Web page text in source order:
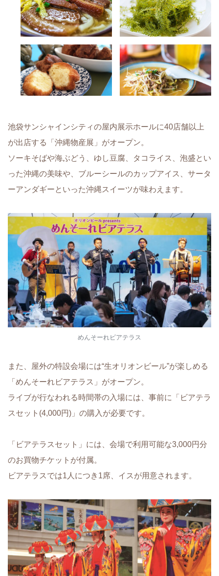
池袋サンシャインシティの屋内展示ホールに40店舗以上
が出店する「沖縄物産展」がオープン。
ソーキそばや海ぶどう、ゆし豆腐、タコライス、泡盛とい
った沖縄の美味や、ブルーシールのカップアイス、サータ
ーアンダギーといった沖縄スイーツが味わえます。
めんそーれビアテラス
また、屋外の特設会場には“生オリオンビール”が楽しめる
「めんそーれビアテラス」がオープン。
ライブが行なわれる時間帯の入場には、事前に「ビアテラ
スセット(4,000円)」の購入が必要です。
「ビアテラスセット」には、会場で利用可能な3,000円分
のお買物チケットが付属。
ビアテラスでは1人につき1席、イスが用意されます。